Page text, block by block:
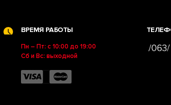
ВРЕМЯ РАБОТЫ
Пн – Пт: с 10:00 до 19:00
Сб и Вс: выходной